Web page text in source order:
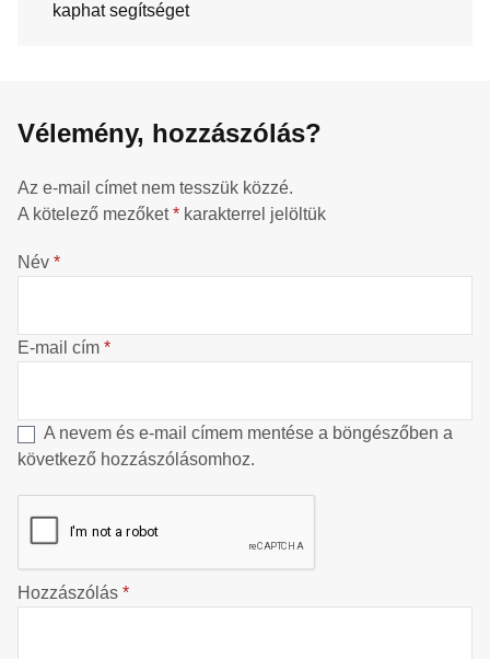
kaphat segítséget
Vélemény, hozzászólás?
Az e-mail címet nem tesszük közzé.
A kötelező mezőket* karakterrel jelöltük
Név *
E-mail cím *
A nevem és e-mail címem mentése a böngészőben a
következő hozzászólásomhoz.
Hozzászólás *